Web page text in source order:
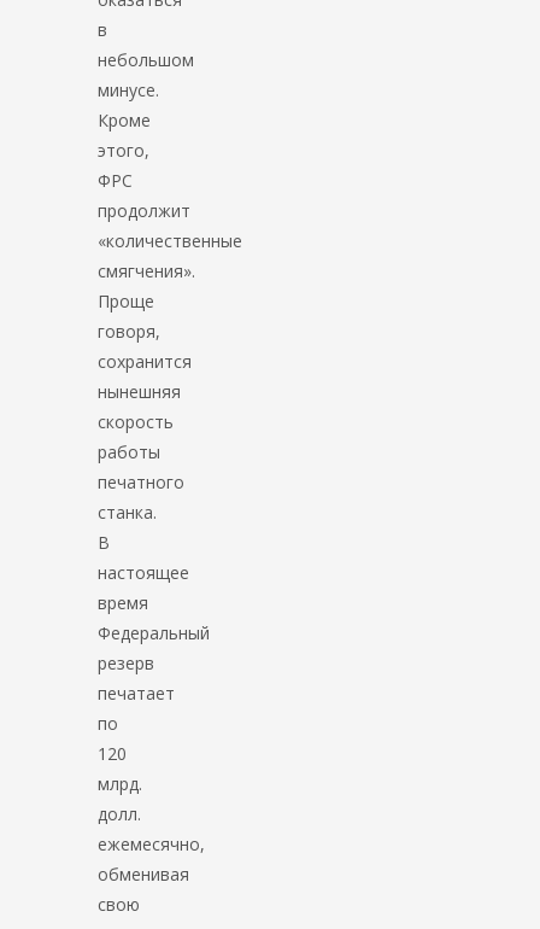
в
небольшом
минусе.
Кроме
этого,
ФРС
продолжит
«количественные
смягчения».
Проще
говоря,
сохранится
нынешняя
скорость
работы
печатного
станка.
В
настоящее
время
Федеральный
резерв
печатает
по
120
млрд.
долл.
ежемесячно,
обменивая
свою